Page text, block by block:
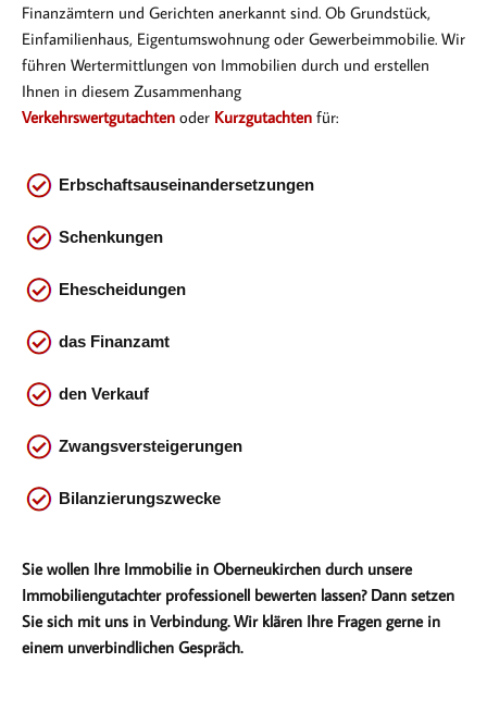
Finanzämtern und Gerichten anerkannt sind. Ob Grundstück,
Einfamilienhaus, Eigentumswohnung oder Gewerbeimmobilie. Wir
führen Wertermittlungen von Immobilien durch und erstellen
Ihnen in diesem Zusammenhang
Verkehrswertgutachten oder Kurzgutachten für:
Erbschaftsauseinandersetzungen
Schenkungen
Ehescheidungen
das Finanzamt
den Verkauf
Zwangsversteigerungen
Bilanzierungszwecke
Sie wollen Ihre Immobilie in Oberneukirchen durch unsere
Immobiliengutachter professionell bewerten lassen? Dann setzen
Sie sich mit uns in Verbindung. Wir klären Ihre Fragen gerne in
einem unverbindlichen Gespräch.